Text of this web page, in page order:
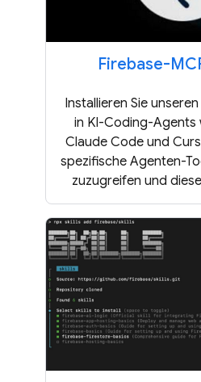
Firebase-
Installieren Sie
in KI-Coding-Agents
Claude Code und
spezifische Agenten-
zuzugreifen und